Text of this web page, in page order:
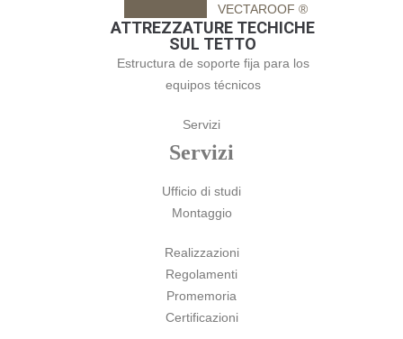
VECTAROOF ®
ATTREZZATURE TECHICHE
SUL TETTO
Estructura de soporte fija para los
equipos técnicos
Servizi
Servizi
Ufficio di studi
Montaggio
Realizzazioni
Regolamenti
Promemoria
Certificazioni